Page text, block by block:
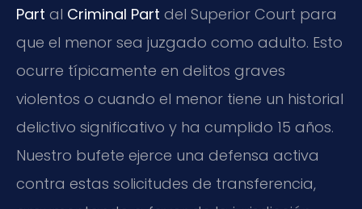
Part al Criminal Part del Superior Court para
que el menor sea juzgado como adulto. Esto
ocurre típicamente en delitos graves
violentos o cuando el menor tiene un historial
delictivo significativo y ha cumplido 15 años.
Nuestro bufete ejerce una defensa activa
contra estas solicitudes de transferencia,